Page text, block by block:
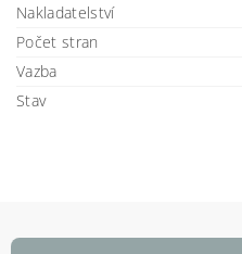
Nakladatelství
Počet stran
Vazba
Stav